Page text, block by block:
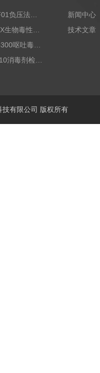
HD-MF01负压法密封性测试仪
新闻中心
技术文章
有限公司 版权所有